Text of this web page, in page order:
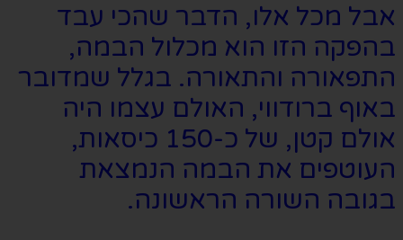
אבל מכל אלו, הדבר שהכי עבד
בהפקה הזו הוא מכלול הבמה,
התפאורה והתאורה. בגלל שמדובר
באוף ברודווי, האולם עצמו היה
אולם קטן, של כ-150 כיסאות,
העוטפים את הבמה הנמצאת
בגובה השורה הראשונה.